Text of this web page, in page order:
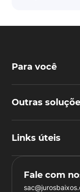
Para você
Outras
Links úteis
Fale com